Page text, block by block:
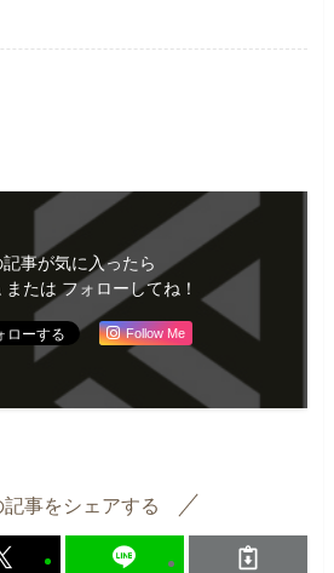
記事が気に入ったら
または フォローしてね！
Follow Me
記事をシェアする